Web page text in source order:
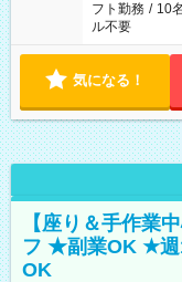
フト勤務 / 10
ル不要
気になる！
【座り＆手作業
フ ★副業OK ★週
OK